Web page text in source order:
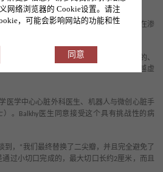
他的二尖瓣周围出现了孔洞，这些孔洞正在渗
重贫血。
第三次心内直视手术，因此选择了非手术的、
这没有达到长期效果。
变得越来越虚
医学中心心脏外科医生、机器人与微创心脏手
。 Balkhy 医生同意接受这个具有挑战性的病
到， “ 我们最终替换了二尖瓣，并且完全避免了
过小切口完成的，最大切口长约2厘米，而且
网络浏览器的 Cookie设置。请注
，可能会影响网站的功能和性
同意